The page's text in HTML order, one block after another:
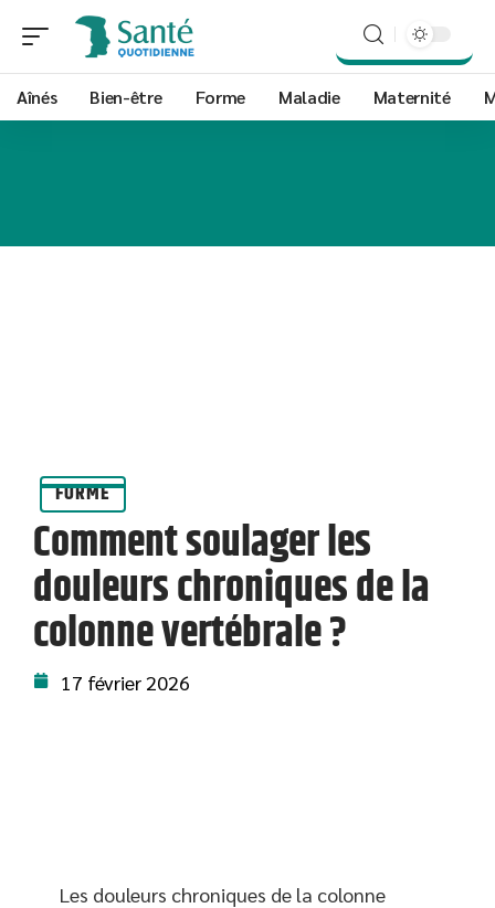
Aînés Bien-être Forme Maladie Maternité
FORME
Comment soulager les
douleurs chroniques de la
colonne vertébrale ?
17 février 2026
Les douleurs chroniques de la colonne